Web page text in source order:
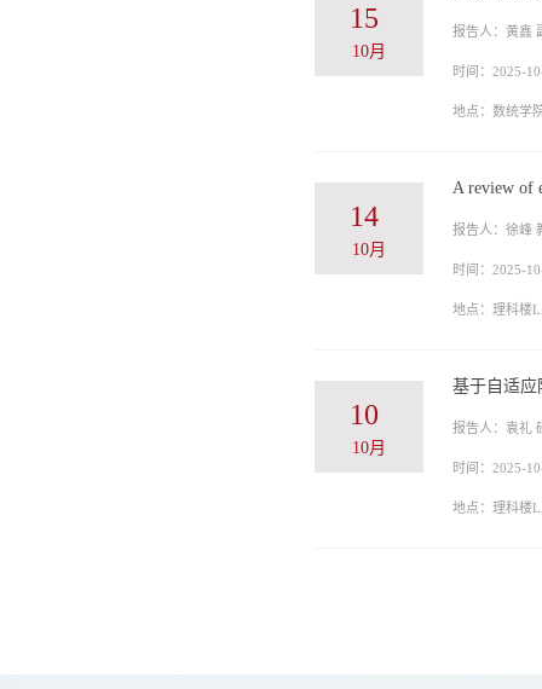
15
10月
报告人：黄鑫
时间：2025-
地点：数统学
14
10月
A review of
报告人：徐峰
时间：2025-
地点：理科楼
10
10月
基于自适应
报告人：袁礼
时间：2025-
地点：理科楼